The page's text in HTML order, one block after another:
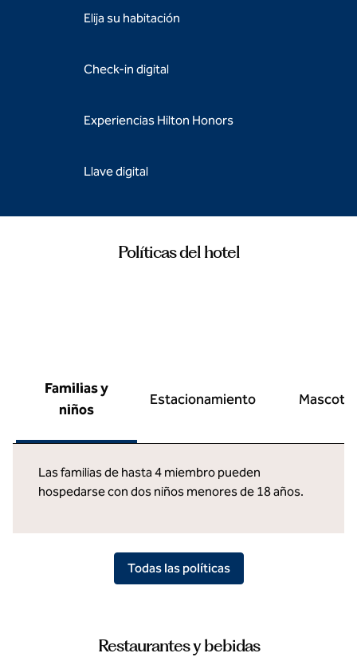
Elija su habitación
Check-in digital
Experiencias Hilton Honors
Llave digital
Políticas del hotel
Familias y
niños
Estacionamiento
Las familias de hasta 4 miembro pueden
hospedarse con dos niños menores de 18 años.
Todas las políticas
Restaurantes y bebidas